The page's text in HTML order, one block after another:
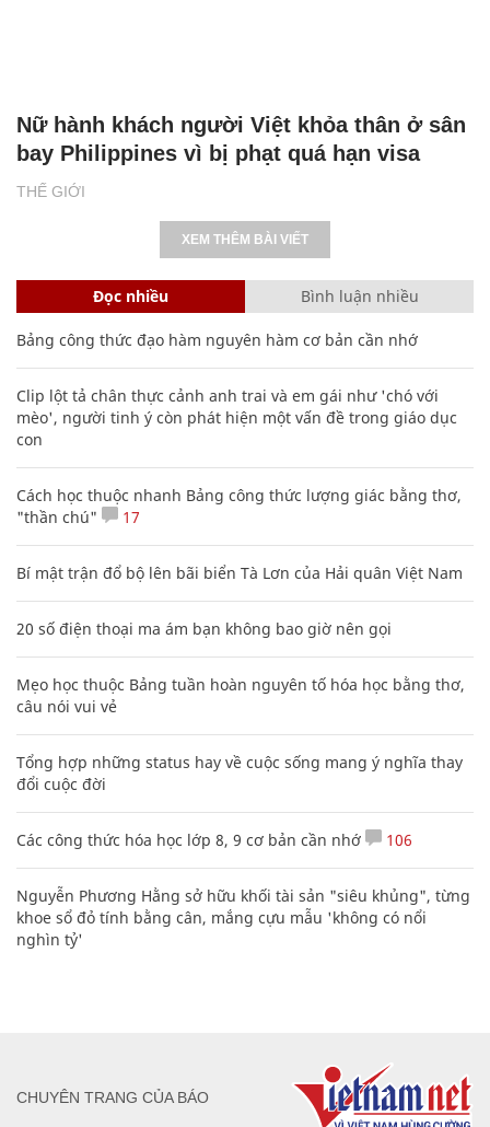
THẾ GIỚI
Nữ hành khách người Việt khỏa thân ở sân
bay Philippines vì bị phạt quá hạn visa
XEM THÊM BÀI VIẾT
Đọc nhiều Bình luận nhiều
Bảng công thức đạo hàm nguyên hàm cơ bản cần nhớ
Clip lột tả chân thực cảnh anh trai và em gái như 'chó với
mèo', người tinh ý còn phát hiện một vấn đề trong giáo dục
con
Cách học thuộc nhanh Bảng công thức lượng giác bằng thơ,
"thần chú"
17
Bí mật trận đổ bộ lên bãi biển Tà Lơn của Hải quân Việt Nam
20 số điện thoại ma ám bạn không bao giờ nên gọi
Mẹo học thuộc Bảng tuần hoàn nguyên tố hóa học bằng thơ,
câu nói vui vẻ
Tổng hợp những status hay về cuộc sống mang ý nghĩa thay
đổi cuộc đời
Các công thức hóa học lớp 8, 9 cơ bản cần nhớ 106
Nguyễn Phương Hằng sở hữu khối tài sản "siêu khủng", từng
khoe sổ đỏ tính bằng cân, mắng cựu mẫu 'không có nổi
nghìn tỷ'
CHUYÊN TRANG CỦA BÁO